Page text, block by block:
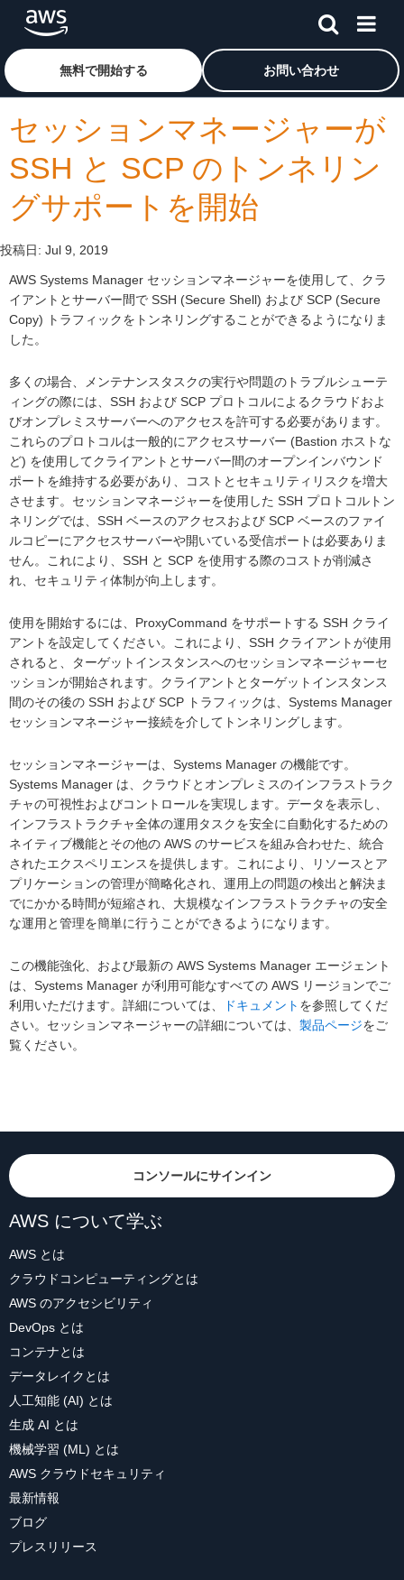
メインコンテンツに移動
アマゾン ウェブ サービスのホームページに戻るには、こ
無料で開始する お問い合わせ
セッションマネージャーが
SSH と SCP のトンネリン
グサポートを開始
投稿日: Jul 9, 2019
AWS Systems Manager セッションマネージャーを使用して、クラ
イアントとサーバー間で SSH (Secure Shell) および SCP (Secure
Copy) トラフィックをトンネリングすることができるようになりま
した。
多くの場合、メンテナンスタスクの実行や問題のトラブルシューテ
ィングの際には、SSH および SCP プロトコルによるクラウドおよ
びオンプレミスサーバーへのアクセスを許可する必要があります。
これらのプロトコルは一般的にアクセスサーバー (Bastion ホストな
ど) を使用してクライアントとサーバー間のオープンインバウンド
ポートを維持する必要があり、コストとセキュリティリスクを増大
させます。セッションマネージャーを使用した SSH プロトコルトン
ネリングでは、SSH ベースのアクセスおよび SCP ベースのファイ
ルコピーにアクセスサーバーや開いている受信ポートは必要ありま
せん。これにより、SSH と SCP を使用する際のコストが削減さ
れ、セキュリティ体制が向上します。
使用を開始するには、ProxyCommand をサポートする SSH クライ
アントを設定してください。これにより、SSH クライアントが使用
されると、ターゲットインスタンスへのセッションマネージャーセ
ッションが開始されます。クライアントとターゲットインスタンス
間のその後の SSH および SCP トラフィックは、Systems Manager
セッションマネージャー接続を介してトンネリングします。
セッションマネージャーは、Systems Manager の機能です。
Systems Manager は、クラウドとオンプレミスのインフラストラク
チャの可視性およびコントロールを実現します。データを表示し、
インフラストラクチャ全体の運用タスクを安全に自動化するための
ネイティブ機能とその他の AWS のサービスを組み合わせた、統合
されたエクスペリエンスを提供します。これにより、リソースとア
プリケーションの管理が簡略化され、運用上の問題の検出と解決ま
でにかかる時間が短縮され、大規模なインフラストラクチャの安全
な運用と管理を簡単に行うことができるようになります。
この機能強化、および最新の AWS Systems Manager エージェント
は、Systems Manager が利用可能なすべての AWS リージョンでご
利用いただけます。詳細については、
ドキュメント を参照してくだ
さい。セッションマネージャーの詳細については、 製品ページをご
覧ください。
コンソールにサインイン
AWS について学ぶ
AWS とは
クラウドコンピューティングとは
AWS のアクセシビリティ
DevOps とは
コンテナとは
データレイクとは
人工知能 (AI) とは
生成 AI とは
機械学習 (ML) とは
AWS クラウドセキュリティ
最新情報
ブログ
プレスリリース